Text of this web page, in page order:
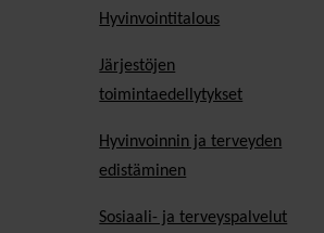
Hyvinvointitalous
Järjestöjen
toimintaedellytykset
Hyvinvoinnin ja terveyden
edistäminen
Sosiaali- ja terveyspalvelut